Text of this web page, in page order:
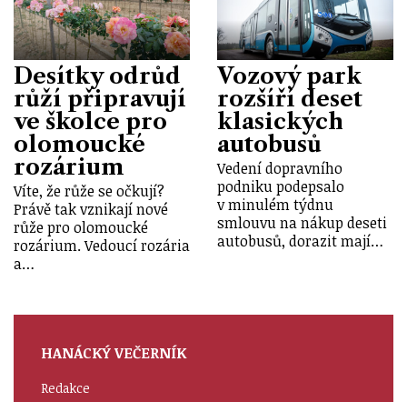
Desítky odrůd
růží připravují
ve školce pro
olomoucké
rozárium
Víte, že růže se očkují?
Právě tak vznikají nové
růže pro olomoucké
rozárium. Vedoucí rozária
a…
Vozový park
rozšíří deset
klasických
autobusů
Vedení dopravního
podniku podepsalo
v minulém týdnu
smlouvu na nákup deseti
autobusů, dorazit mají…
HANÁCKÝ VEČERNÍK
Redakce